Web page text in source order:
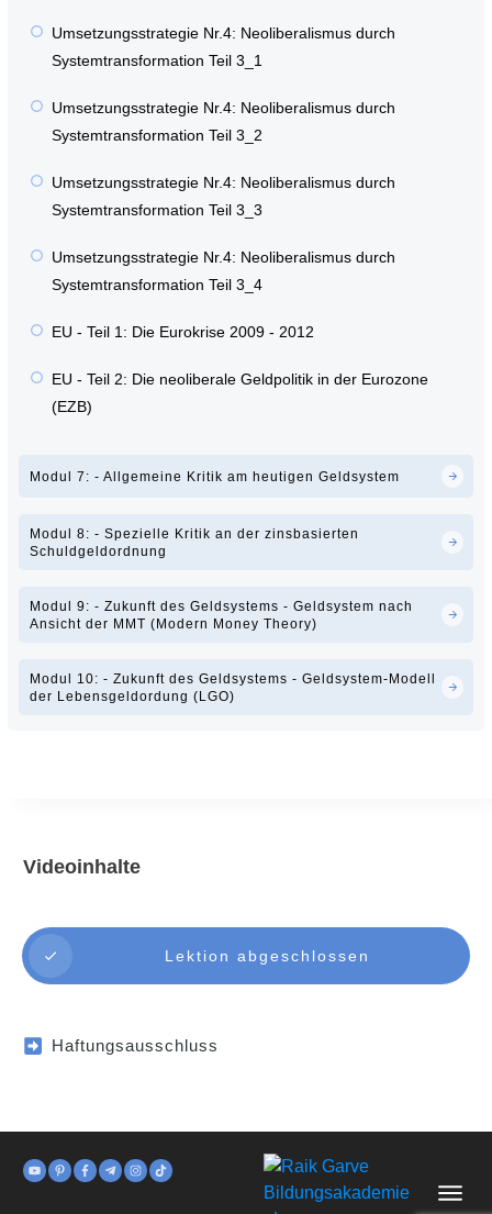
Videoinhalte
Lektion abgeschlossen
Haftungsausschluss
Umsetzungsstrategie Nr.4: Neoliberalismus durch
Systemtransformation Teil 3_1
Umsetzungsstrategie Nr.4: Neoliberalismus durch
Systemtransformation Teil 3_2
Umsetzungsstrategie Nr.4: Neoliberalismus durch
Systemtransformation Teil 3_3
Umsetzungsstrategie Nr.4: Neoliberalismus durch
Systemtransformation Teil 3_4
EU - Teil 1: Die Eurokrise 2009 - 2012
EU - Teil 2: Die neoliberale Geldpolitik in der Eurozone
(EZB)
Modul 7: - Allgemeine Kritik am heutigen Geldsystem
Modul 8: - Spezielle Kritik an der zinsbasierten
Schuldgeldordnung
Modul 9: - Zukunft des Geldsystems - Geldsystem nach
Ansicht der MMT (Modern Money Theory)
Modul 10: - Zukunft des Geldsystems - Geldsystem-Modell
der Lebensgeldordung (LGO)